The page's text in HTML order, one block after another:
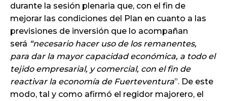
durante la sesión plenaria que, con el fin de
mejorar las condiciones del Plan en cuanto a las
previsiones de inversión que lo acompañan
será “necesario hacer uso de los remanentes,
para dar la mayor capacidad económica, a todo el
tejido empresarial, y comercial, con el fin de
reactivar la economía de Fuerteventura”. De este
modo, tal y como afirmó el regidor majorero, el